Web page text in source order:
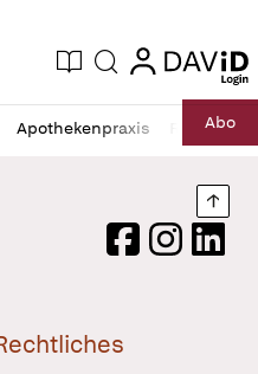
Aktuelle Ausgabe
Suche login
login
Apothekenpraxis RechtAbo
FacebookInstagram